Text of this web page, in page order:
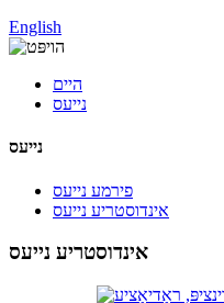
English
היים
נייעס
נייעס
פירמע נייעס
אינדוסטריע נייעס
אינדוסטריע נייעס